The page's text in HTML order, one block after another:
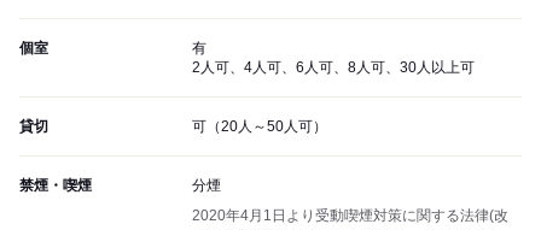
個室
有
2人可、4人可、6人可、8人可、30人以上可
貸切 可（20人～50人可）
禁煙・喫煙
分煙
2020年4月1日より受動喫煙対策に関する法律(改